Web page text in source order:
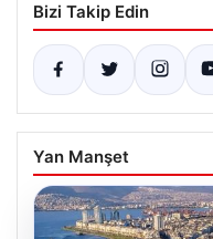
Bizi Takip Edin
Yan Manşet